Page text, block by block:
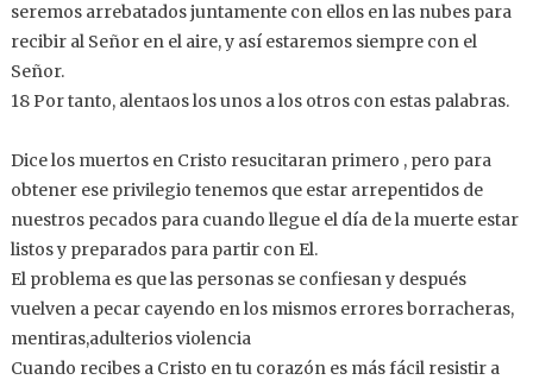
seremos arrebatados juntamente con ellos en las nubes para
recibir al Señor en el aire, y así estaremos siempre con el
Señor.
18 Por tanto, alentaos los unos a los otros con estas palabras.
Dice los muertos en Cristo resucitaran primero , pero para
obtener ese privilegio tenemos que estar arrepentidos de
nuestros pecados para cuando llegue el día de la muerte estar
listos y preparados para partir con El.
El problema es que las personas se confiesan y después
vuelven a pecar cayendo en los mismos errores borracheras,
mentiras,adulterios violencia
Cuando recibes a Cristo en tu corazón es más fácil resistir a